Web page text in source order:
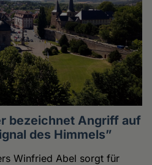
bezeichnet Angriff auf
des Himmels”
Winfried Abel sorgt für